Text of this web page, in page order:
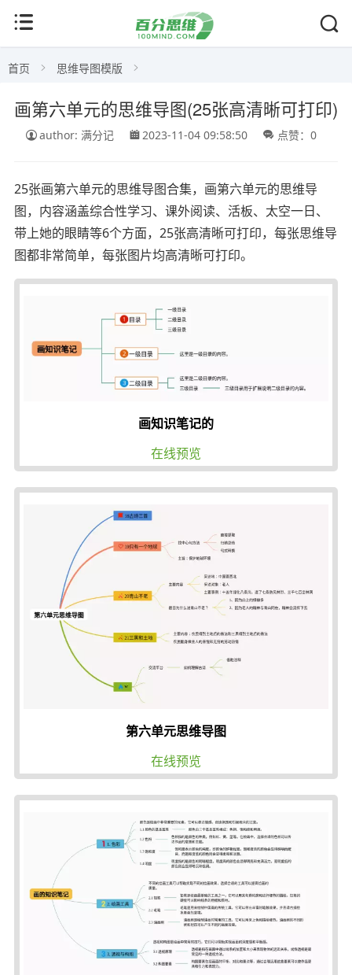
首页 思维导图模版
画第六单元的思维导图(25张高清晰可打印)
author: 满分记 2023-11-04 09:58:50 点赞：0
25张画第六单元的思维导图合集，画第六单元的思维导
图，内容涵盖综合性学习、课外阅读、活板、太空一日、
带上她的眼睛等6个方面，25张高清晰可打印，每张思维导
图都非常简单，每张图片均高清晰可打印。
画知识笔记的
在线预览
第六单元思维导图
在线预览